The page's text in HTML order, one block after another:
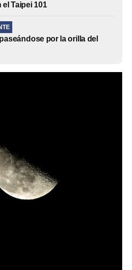
el Taipei 101
por la orilla del